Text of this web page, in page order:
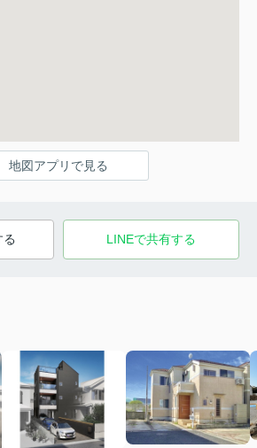
地図アプリで見る
LINEで共有する